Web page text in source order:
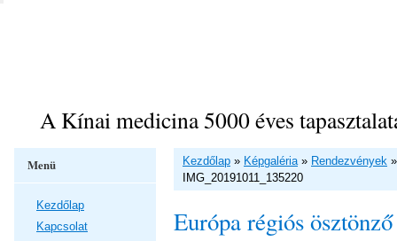
A Kínai medicina 5000 éves
Kezdőlap » Képgaléria» Rendezvények
IMG_20191011_135220
Európa régiós
Menü
Kezdőlap
Kapcsolat